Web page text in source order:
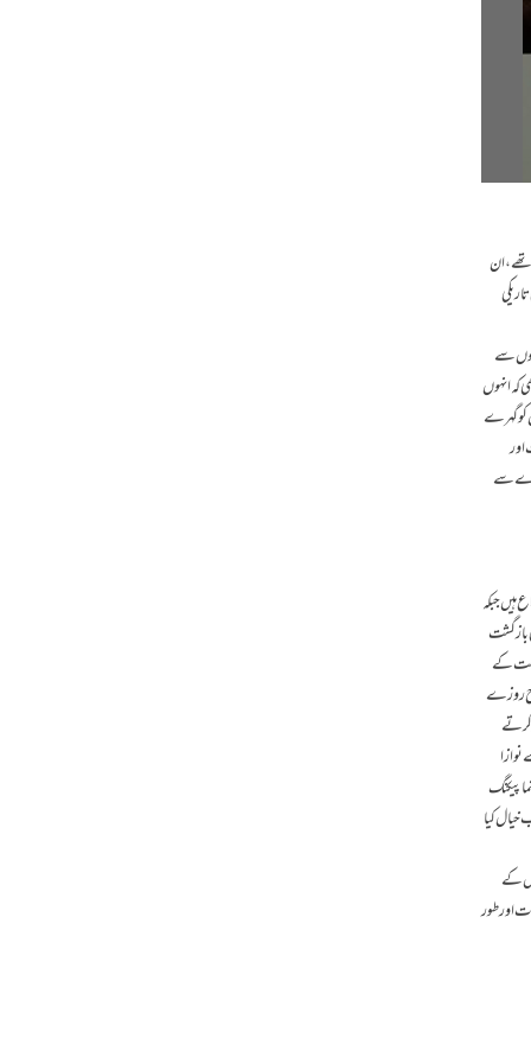
تھے، ان
سے
کہ انہوں
کو گہرے
ے سے
ہیں جبکہ
بازگشت
کے
روزے
کرتے
پیکنگ
کیا
کے
اور طور